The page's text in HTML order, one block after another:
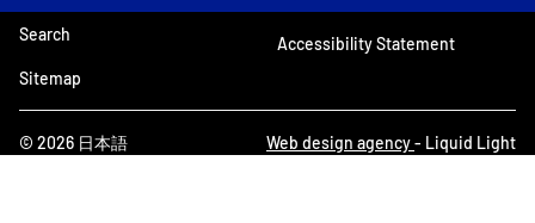
© 2026 日本語
Search
Sitemap
Accessibility Statement
Web design agency- Liquid Light